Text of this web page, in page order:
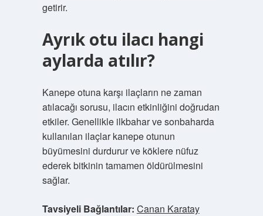
getirir.
Ayrık otu ilacı hangi
aylarda atılır?
Kanepe otuna karşı ilaçların ne zaman
atılacağı sorusu, ilacın etkinliğini doğrudan
etkiler. Genellikle ilkbahar ve sonbaharda
kullanılan ilaçlar kanepe otunun
büyümesini durdurur ve köklere nüfuz
ederek bitkinin tamamen öldürülmesini
sağlar.
Tavsiyeli Bağlantılar: Canan Karatay